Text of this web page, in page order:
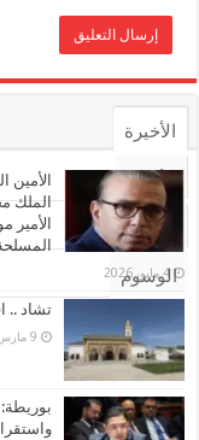
الأخيرة
الأشهر
تعليقات
الوسوم
الملك
4 مايو، 2026
تشاد ..
9 مارس، 2026